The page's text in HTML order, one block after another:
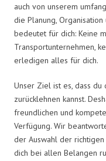
auch von unserem
die Planung,
bedeutet für dich: Keine
Transportunternehmen,
erledigen alles für dich.
Unser Ziel ist es, dass
zurücklehnen kannst.
freundlichen und
Verfügung. Wir
der Auswahl der
dich bei allen Belangen